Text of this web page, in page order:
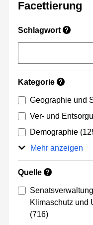
Facettierung
Schlagwort ?
Kategorie ?
Geographie und
Ver- und
Demographie
Mehr anzeigen
Quelle ?
Klimaschutz und
(716)